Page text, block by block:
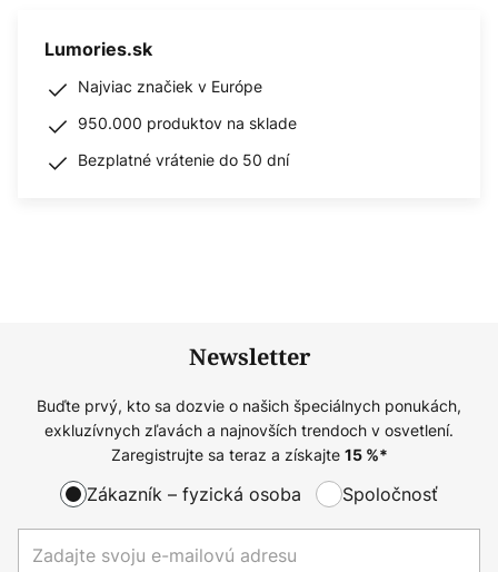
Lumories.sk
Najviac značiek v Európe
950.000 produktov na sklade
Bezplatné vrátenie do 50 dní
Newsletter
Buďte prvý, kto sa dozvie o našich špeciálnych ponukách,
exkluzívnych zľavách a najnovších trendoch v osvetlení.
Zaregistrujte sa teraz a získajte 15%*
Zákazník – fyzická osoba Spoločnosť